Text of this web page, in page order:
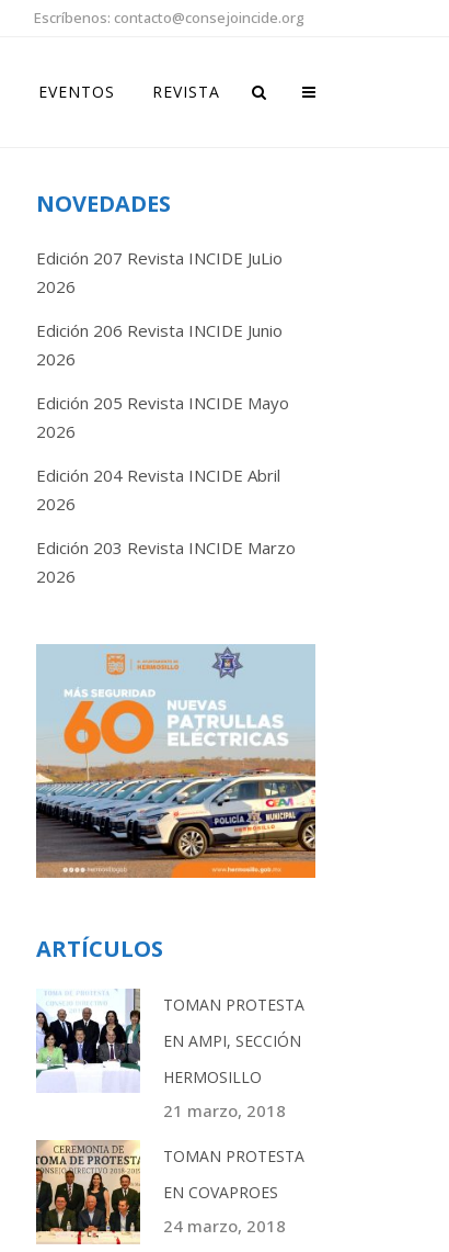
Escríbenos: contacto@consejoincide.org
EVENTOS REVISTA
NOVEDADES
Edición 207 Revista INCIDE JuLio
2026
Edición 206 Revista INCIDE Junio
2026
Edición 205 Revista INCIDE Mayo
2026
Edición 204 Revista INCIDE Abril
2026
Edición 203 Revista INCIDE Marzo
2026
ARTÍCULOS
TOMAN PROTESTA
EN AMPI, SECCIÓN
HERMOSILLO
21 marzo, 2018
TOMAN PROTESTA
EN COVAPROES
24 marzo, 2018